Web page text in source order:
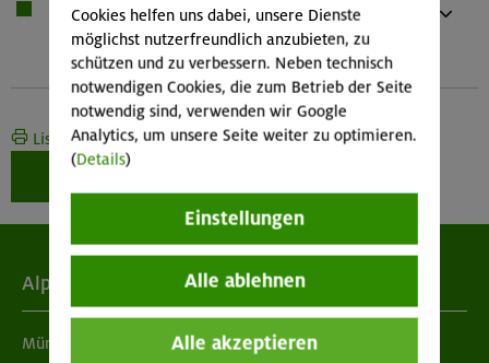
Bei Übernachtung: Hüttenschlafsack,
Waschzeug
Und kleines Handtuch
Liste drucken
Alpenverein
München & Oberland
Cookies helfen uns dabei, unsere Dienste
möglichst nutzerfreundlich anzubieten, zu
schützen und zu verbessern. Neben technisch
notwendigen Cookies, die zum Betrieb der Seite
notwendig sind, verwenden wir Google
Analytics, um unsere Seite weiter zu optimieren.
(Details)
Einstellungen
Alle ablehnen
Alle akzeptieren